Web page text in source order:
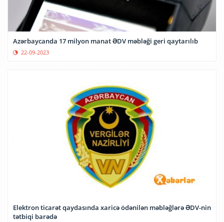
Azərbaycanda 17 milyon manat ƏDV məbləği geri qaytarılıb
22-09-2023
Elektron ticarət qaydasında xaricə ödənilən məbləğlərə ƏDV-nin
tətbiqi barədə